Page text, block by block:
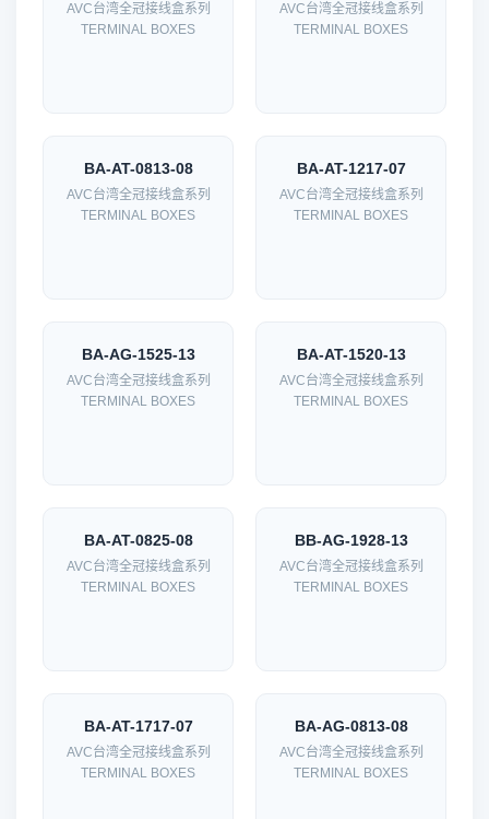
AVC台湾全冠接线盒系列
TERMINAL BOXES
AVC台湾全冠接线盒系列
TERMINAL BOXES
BA-AT-0813-08
AVC台湾全冠接线盒系列
TERMINAL BOXES
BA-AT-1217-07
AVC台湾全冠接线盒系列
TERMINAL BOXES
BA-AG-1525-13
AVC台湾全冠接线盒系列
TERMINAL BOXES
BA-AT-1520-13
AVC台湾全冠接线盒系列
TERMINAL BOXES
BA-AT-0825-08
AVC台湾全冠接线盒系列
TERMINAL BOXES
BB-AG-1928-13
AVC台湾全冠接线盒系列
TERMINAL BOXES
BA-AT-1717-07
AVC台湾全冠接线盒系列
TERMINAL BOXES
BA-AG-0813-08
AVC台湾全冠接线盒系列
TERMINAL BOXES